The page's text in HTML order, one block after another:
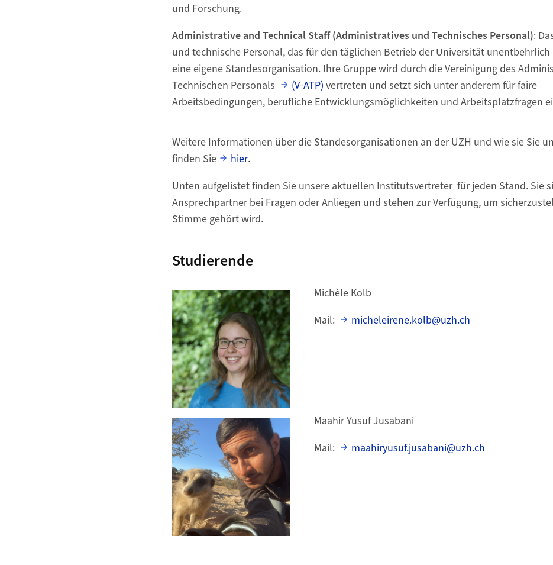
und Forschung.
Administrative and Technical Staff (Administratives und Technisches Personal):
und technische Personal, das für den täglichen Betrieb der Universität
eine eigene Standesorganisation. Ihre Gruppe wird durch die Vereinigung des
Technischen Personals
(V-ATP) vertreten und setzt sich unter anderem für faire
Arbeitsbedingungen, berufliche Entwicklungsmöglichkeiten und Arbeitsplatzfragen
Weitere Informationen über die Standesorganisationen an der UZH und wie sie Sie
finden Sie
hier.
Unten aufgelistet finden Sie unsere aktuellen Institutsvertreter für jeden Stand. Sie
Ansprechpartner bei Fragen oder Anliegen und stehen zur Verfügung, um
Stimme gehört wird.
Studierende
Michèle Kolb
Mail:
micheleirene.kolb@uzh.ch
Maahir Yusuf Jusabani
Mail:
maahiryusuf.jusabani@uzh.ch